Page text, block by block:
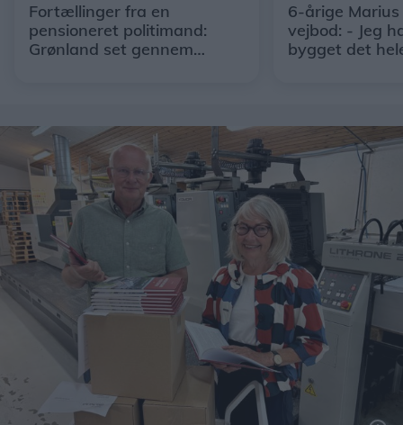
Fortællinger fra en
pensioneret politimand:
Grønland set gennem
6-årige
vejbod: - Jeg
bygget det